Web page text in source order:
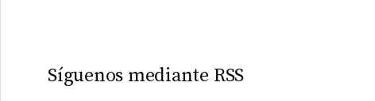
Síguenos mediante RSS